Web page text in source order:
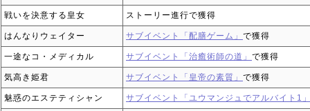
戦いを決意する皇女 ストーリー進行で獲得
はんなりウェイター サブイベント「配膳ゲーム」 で獲得
一途なコ・メディカル サブイベント「治癒術師の道」 で獲得
気高き姫君 サブイベント「皇帝の素質」 で獲得
魅惑のエステティシャン サブイベント「ユウマンジュでアルバイト1